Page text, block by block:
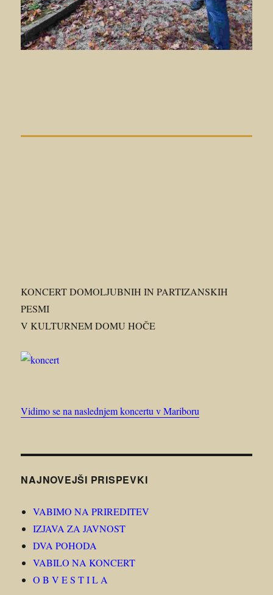
KONCERT DOMOLJUBNIH IN PARTIZANSKIH
PESMI
V KULTURNEM DOMU HOČE
Vidimo se na naslednjem koncertu v Mariboru
NAJNOVEJŠI PRISPEVKI
VABIMO NA PRIREDITEV
IZJAVA ZA JAVNOST
DVA POHODA
VABILO NA KONCERT
O B V E S T I L A